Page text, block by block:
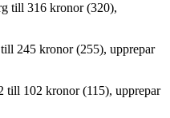
till 316 kronor (320),
245 kronor (255), upprepar
till 102 kronor (115), upprepar